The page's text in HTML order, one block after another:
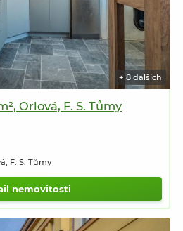
+ 8 dalších
Orlová, F. S. Tůmy
F. S. Tůmy
nemovitosti